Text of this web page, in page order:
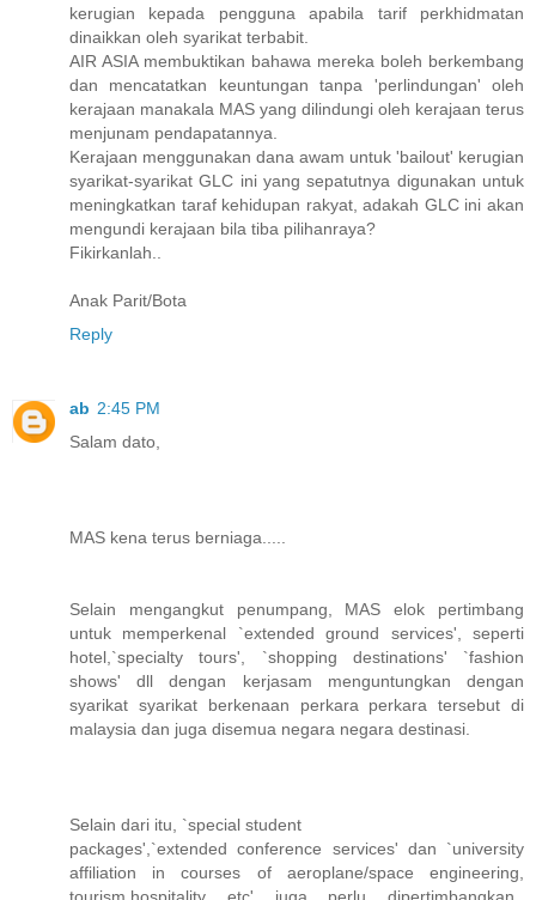
kerugian kepada pengguna apabila tarif perkhidmatan
dinaikkan oleh syarikat terbabit.
AIR ASIA membuktikan bahawa mereka boleh berkembang
dan mencatatkan keuntungan tanpa 'perlindungan' oleh
kerajaan manakala MAS yang dilindungi oleh kerajaan terus
menjunam pendapatannya.
Kerajaan menggunakan dana awam untuk 'bailout' kerugian
syarikat-syarikat GLC ini yang sepatutnya digunakan untuk
meningkatkan taraf kehidupan rakyat, adakah GLC ini akan
mengundi kerajaan bila tiba pilihanraya?
Fikirkanlah..
Anak Parit/Bota
Reply
ab 2:45 PM
Salam dato,
MAS kena terus berniaga.....
Selain mengangkut penumpang, MAS elok pertimbang
untuk memperkenal `extended ground services', seperti
hotel,`specialty tours', `shopping destinations' `fashion
shows' dll dengan kerjasam menguntungkan dengan
syarikat syarikat berkenaan perkara perkara tersebut di
malaysia dan juga disemua negara negara destinasi.
Selain dari itu, `special student
packages',`extended conference services' dan `university
affiliation in courses of aeroplane/space engineering,